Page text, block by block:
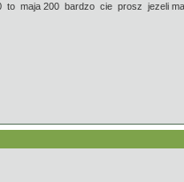
to maja 200 bardzo cie prosz jezeli